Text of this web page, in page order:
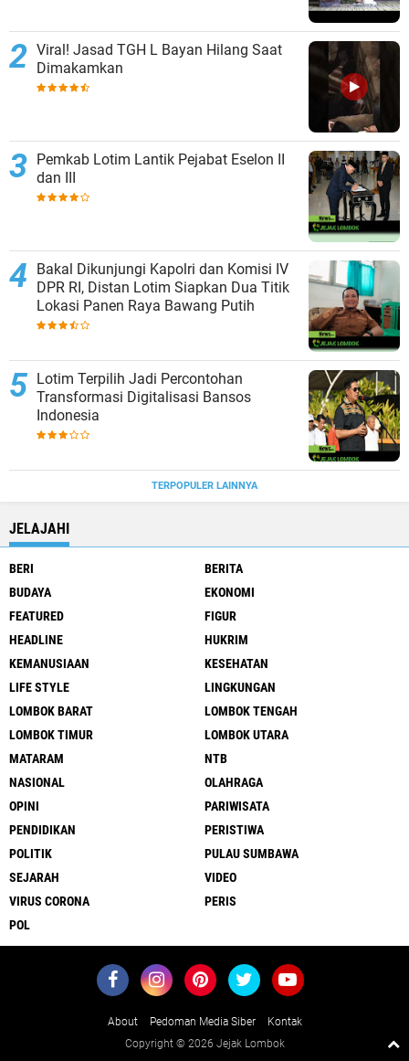
Viral! Jasad TGH L Bayan Hilang Saat
Dimakamkan
Pemkab Lotim Lantik Pejabat Eselon II
dan III
Bakal Dikunjungi Kapolri dan Komisi IV
DPR RI, Distan Lotim Siapkan Dua Titik
Lokasi Panen Raya Bawang Putih
Lotim Terpilih Jadi Percontohan
Transformasi Digitalisasi Bansos
Indonesia
TERPOPULER LAINNYA
JELAJAHI
BERI
BERITA
BUDAYA
EKONOMI
FEATURED
FIGUR
HEADLINE
HUKRIM
KEMANUSIAAN
KESEHATAN
LIFE STYLE
LINGKUNGAN
LOMBOK BARAT
LOMBOK TENGAH
LOMBOK TIMUR
LOMBOK UTARA
MATARAM
NTB
NASIONAL
OLAHRAGA
OPINI
PARIWISATA
PENDIDIKAN
PERISTIWA
POLITIK
PULAU SUMBAWA
SEJARAH
VIDEO
VIRUS CORONA
PERIS
POL
About Pedoman Media Siber
Kontak
Copyright © 2026 Jejak Lombok